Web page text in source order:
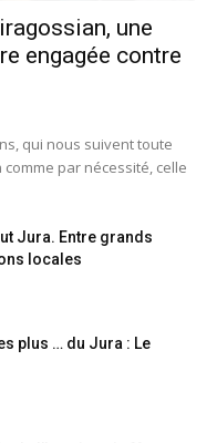
une
engagée contre
qui nous suivent toute
par nécessité, celle
Jura. Entre grands
locales
plus … du Jura : Le